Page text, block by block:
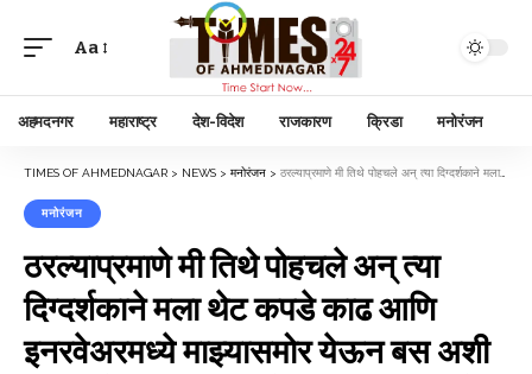
Aa
अहमदनगर महाराष्ट्र देश-विदेश राजकारण क्रिडा मनोरंजन
TIMES OF AHMEDNAGAR > NEWS > मनोरंजन > ठरल्याप्रमाणे मी तिथे पोहचले अन् त्या दिग्दर्शकाने मला थेट कपडे काढ आणि इनरवेअरमध्ये माझ्यासमोर येऊन बस अशी मागणी केली, त्या अभिनेत्रीच्या वक्तव्याने खळबळ…..
मनोरंजन
ठरल्याप्रमाणे मी तिथे पोहचले अन् त्या
दिग्दर्शकाने मला थेट कपडे काढ आणि
इनरवेअरमध्ये माझ्यासमोर येऊन बस अशी